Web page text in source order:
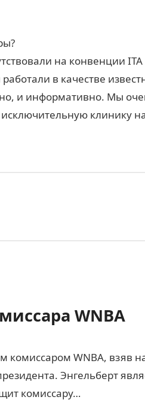
на конвенции ITA
в качестве
и информативно. Мы
клинику
WNBA
комиссаром WNBA, взяв
Энгельберт
комиссару…